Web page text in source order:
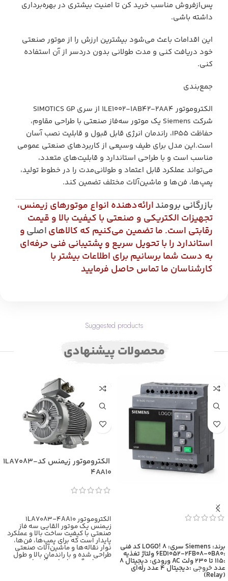
پس‌ازفروش مناسب خرید کن تا امنیت بیشتری در بهره‌برداری
داشته باشی.
این اقدامات باعث می‌شود بیشترین ارزش را از موتور صنعتی
خود دریافت کنی و مدت طولانی بدون دردسر از آن استفاده
کنی.
جمع‌بندی
الکتروموتور 1LE1002‑1AB42‑2AA4 از سری SIMOTICS GP
شرکت Siemens یک موتور سه‌فاز صنعتی با طراحی مقاوم،
حفاظت IP55، راندمان انرژی قابل قبول و قابلیت نصب آسان
است.این مدل برای طیف وسیعی از کاربردهای صنعتی عمومی
مناسب است و با طراحی استاندارد و قابلیت‌های متعدد،
می‌تواند عملکرد قابل اعتماد و طولانی‌مدت را در خطوط تولید،
پمپ‌ها، فن‌ها و ماشین‌آلات مختلف تضمین کند.
بازرگانی برومندارائه‌دهنده انواع موتورهای زیمنس،
تجهیزات الکتریکی و صنعتی با کیفیت بالا و قیمت
رقابتی است. ما تضمین می‌کنیم که کالاهایاصلیو
استاندارد را با تحویل سریع و پشتیبانی فنی حرفه‌ای
به دست شما برسانیم برای اطلاعات بیشتر با
کارشناسان ما تماس حاصل فرمایید
Suggested products
محصولات پیشنهادی
برند: Siemens سری: LOGO! 8 کد فنی
:6ED1052-2FB08-0BA0 ولتاژ تغذیه
:115 تا 230 ولت AC ورودی: دیجیتال 8
عددخروجی :دیجیتال 4 عدد رله‌ای
(Relay)
الکتروموتور زیمنس کد1LA7083-
4AA10
الکتروموتور 1LA7083-4AA10
زیمنس یک موتور القایی سه فاز
صنعتی با کیفیت ساخت بالا و عملکرد
پایدار است که برای پمپ‌ها، فن‌ها،
نوار نقاله‌ها و ماشین‌آلات صنعتی
طراحی شده و با راندمان بالا و طول
عمر زیاد، گزینه‌ای ایده‌آل برای